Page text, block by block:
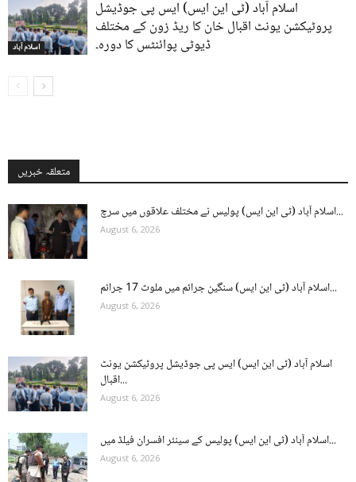
اسلام آباد
اسلام آباد (ٹی این ایس) ایس پی جوڈیشل
پروٹیکشن یونٹ اقبال خان کا ریڈ زون کے مختلف
ڈیوٹی پوائنٹس کا دورہ۔
متعلقہ خبریں
اسلام آباد (ٹی این ایس) پولیس نے مختلف علاقوں میں سرچ...
August 6, 2026
اسلام آباد (ٹی این ایس) سنگین جرائم میں ملوث 17 جرائم...
August 6, 2026
اسلام آباد (ٹی این ایس) ایس پی جوڈیشل پروٹیکشن یونٹ
اقبال...
August 6, 2026
اسلام آباد (ٹی این ایس) پولیس کے سینئر افسران فیلڈ میں...
August 6, 2026